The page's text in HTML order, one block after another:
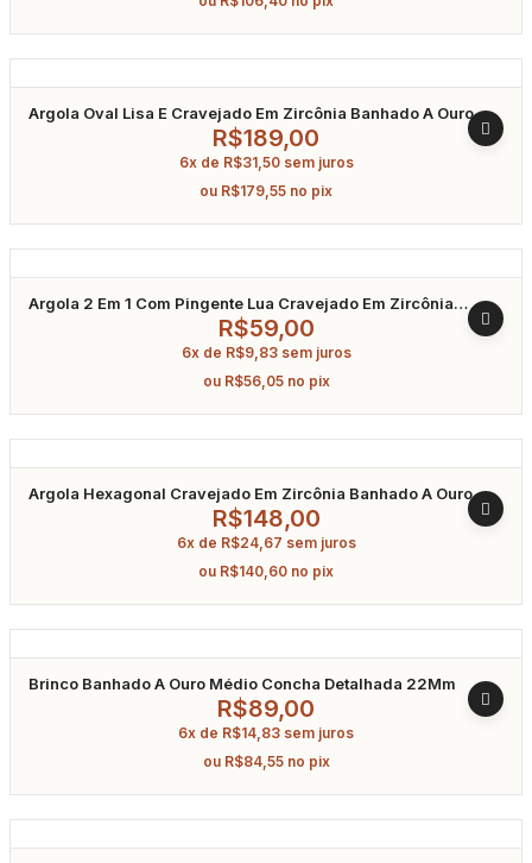
Argola Oval Lisa E Cravejado Em Zircônia Banhado A Ouro
R$189,00
6x de R$31,50 sem juros
ou R$179,55 no pix
Argola 2 Em 1 Com Pingente Lua Cravejado Em Zircônia
R$59,00
6x de R$9,83 sem juros
ou R$56,05 no pix
Argola Hexagonal Cravejado Em Zircônia Banhado A Ouro
R$148,00
6x de R$24,67 sem juros
ou R$140,60 no pix
Brinco Banhado A Ouro Médio Concha Detalhada 22Mm
R$89,00
6x de R$14,83 sem juros
ou R$84,55 no pix